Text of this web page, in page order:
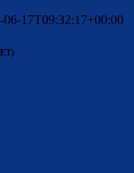
06-17T09:32:17+00:00